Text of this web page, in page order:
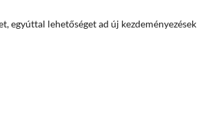
egyúttal lehetőséget ad új kezdeményezések